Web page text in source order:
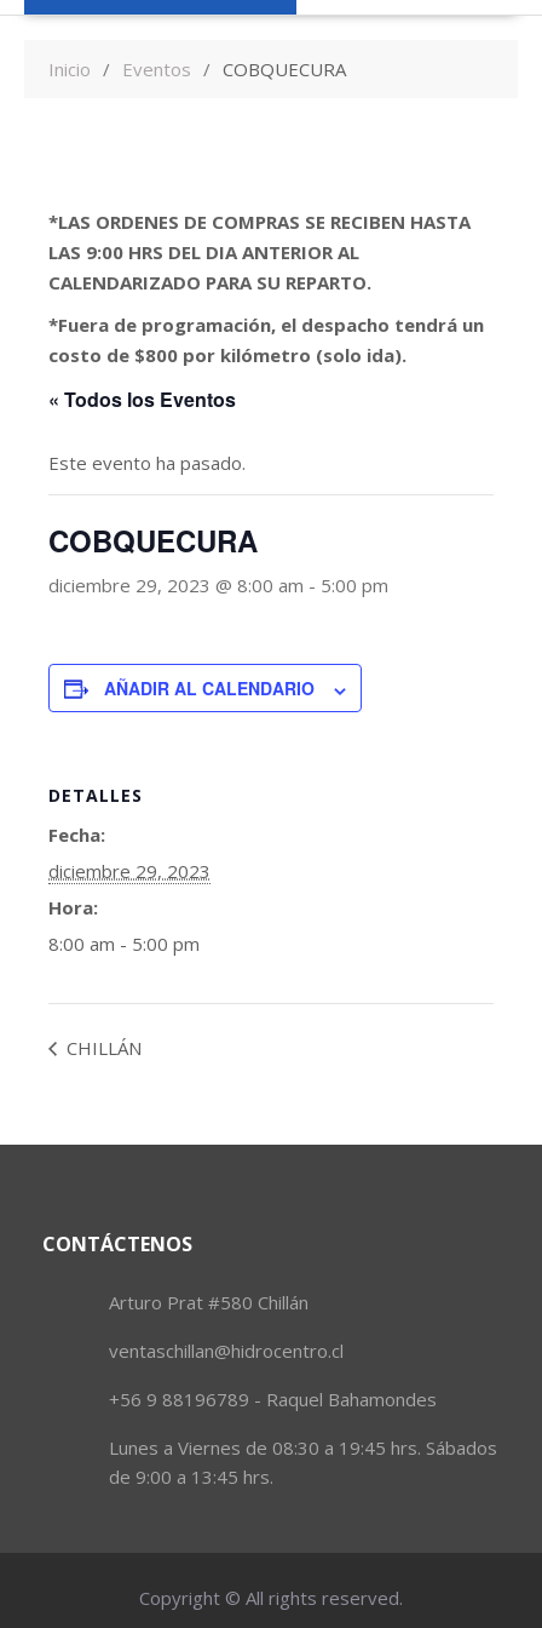
Inicio Eventos COBQUECURA
*LAS ORDENES DE COMPRAS SE RECIBEN HASTA
LAS 9:00 HRS DEL DIA ANTERIOR AL
CALENDARIZADO PARA SU REPARTO.
*Fuera de programación, el despacho tendrá un
costo de $800 por kilómetro (solo ida).
« Todos los Eventos
Este evento ha pasado.
COBQUECURA
diciembre 29, 2023 @ 8:00 am - 5:00 pm
AÑADIR AL CALENDARIO
DETALLES
Fecha:
diciembre 29, 2023
Hora:
8:00 am - 5:00 pm
CHILLÁN
CONTÁCTENOS
Arturo Prat #580 Chillán
ventaschillan@hidrocentro.cl
+56 9 88196789 - Raquel Bahamondes
Lunes a Viernes de 08:30 a 19:45 hrs. Sábados
de 9:00 a 13:45 hrs.
Copyright © All rights reserved.